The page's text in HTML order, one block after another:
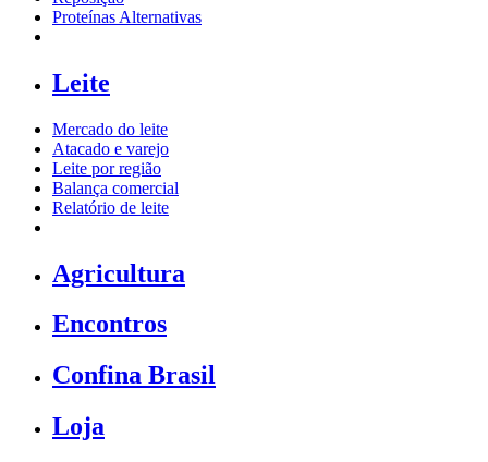
Proteínas Alternativas
Leite
Mercado do leite
Atacado e varejo
Leite por região
Balança comercial
Relatório de leite
Agricultura
Encontros
Confina Brasil
Loja